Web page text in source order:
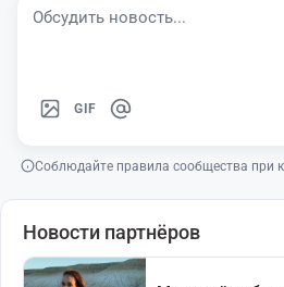
GIF
Соблюдайте правила сообщества при